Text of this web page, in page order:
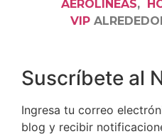
AEROLÍNEAS,
VIP
Suscríbete al
Ingresa tu correo
blog y recibir